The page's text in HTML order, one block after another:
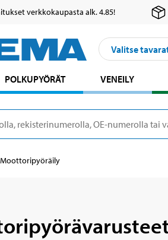
verkkokaupasta alk. 4.85!
Valitse
POLKUPYÖRÄT VENEILY
Moottoripyöräily